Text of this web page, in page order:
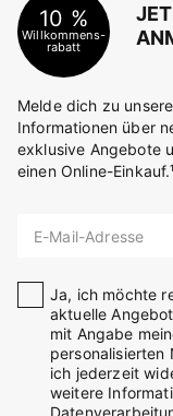
10 %
Willkommens-
rabatt
Melde dich zu
Informationen über
exklusive Angebote
einen Online-Einkauf.¹
E-Mail-Adresse
Ja, ich möchte
aktuelle
mit Angabe
personalisierten
ich jederzeit
weitere